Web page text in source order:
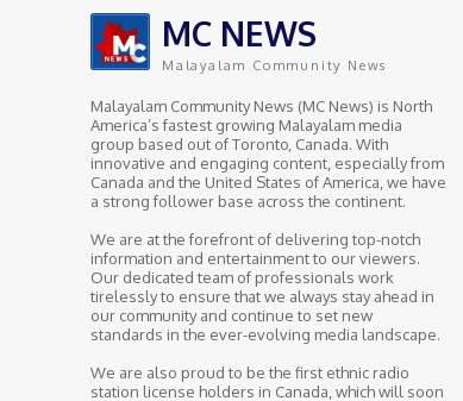
MC NEWS
Malayalam Community News
Malayalam Community News (MC News) is North
America’s fastest growing Malayalam media
group based out of Toronto, Canada. With
innovative and engaging content, especially from
Canada and the United States of America, we have
a strong follower base across the continent.
We are at the forefront of delivering top-notch
information and entertainment to our viewers.
Our dedicated team of professionals work
tirelessly to ensure that we always stay ahead in
our community and continue to set new
standards in the ever-evolving media landscape.
We are also proud to be the first ethnic radio
station license holders in Canada, which will soon